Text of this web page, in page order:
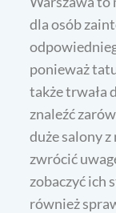
dla osób
ponieważ
także trwała
znaleźć
duże salony
zwrócić
zobaczyć ich
również